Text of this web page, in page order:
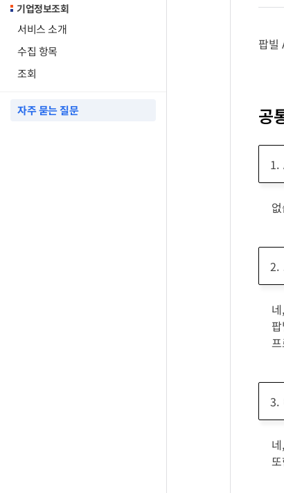
기업정보조회
서비스 소개
수집 항목
조회
자주 묻는 질문
팝빌
공